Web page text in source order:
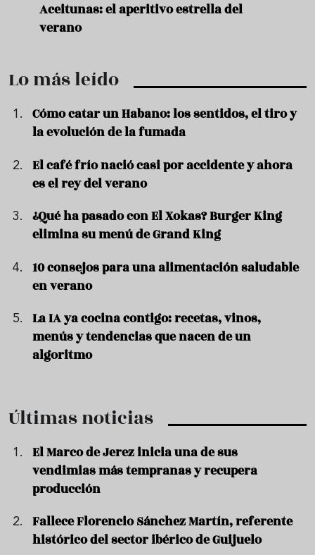
Aceitunas: el aperitivo estrella del
verano
Lo más leído
Cómo catar un Habano: los sentidos, el tiro y
la evolución de la fumada
El café frío nació casi por accidente y ahora
es el rey del verano
¿Qué ha pasado con El Xokas? Burger King
elimina su menú de Grand King
10 consejos para una alimentación saludable
en verano
La IA ya cocina contigo: recetas, vinos,
menús y tendencias que nacen de un
algoritmo
Últimas noticias
El Marco de Jerez inicia una de sus
vendimias más tempranas y recupera
producción
Fallece Florencio Sánchez Martín, referente
histórico del sector ibérico de Guijuelo